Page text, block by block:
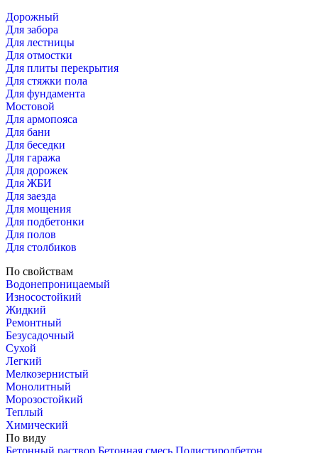
Дорожный
Для забора
Для лестницы
Для отмостки
Для плиты перекрытия
Для стяжки пола
Для фундамента
Мостовой
Для армопояса
Для бани
Для беседки
Для гаража
Для дорожек
Для ЖБИ
Для заезда
Для мощения
Для подбетонки
Для полов
Для столбиков
По свойствам
Водонепроницаемый
Износостойкий
Жидкий
Ремонтный
Безусадочный
Сухой
Легкий
Мелкозернистый
Монолитный
Морозостойкий
Теплый
Химический
По виду